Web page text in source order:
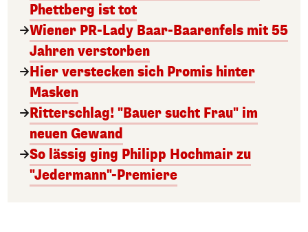
Phettberg ist tot
Wiener PR-Lady Baar-Baarenfels mit 55
Jahren verstorben
Hier verstecken sich Promis hinter
Masken
Ritterschlag! "Bauer sucht Frau" im
neuen Gewand
So lässig ging Philipp Hochmair zu
"Jedermann"-Premiere